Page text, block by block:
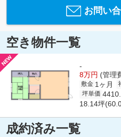
お問い
空き物件一覧
-
8万円 (管理
敷金 1ヶ月
坪単価
18.14坪
成約済み一覧